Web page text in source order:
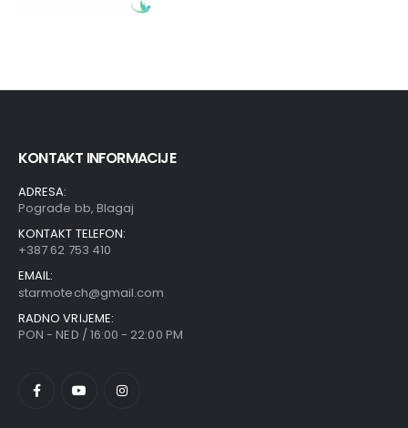
KONTAKT INFORMACIJE
ADRESA:
Pograđe bb, Blagaj
KONTAKT TELEFON:
+387 62 753 410
EMAIL:
starmotech@gmail.com
RADNO VRIJEME:
PON - NED / 16:00 - 22:00 PM